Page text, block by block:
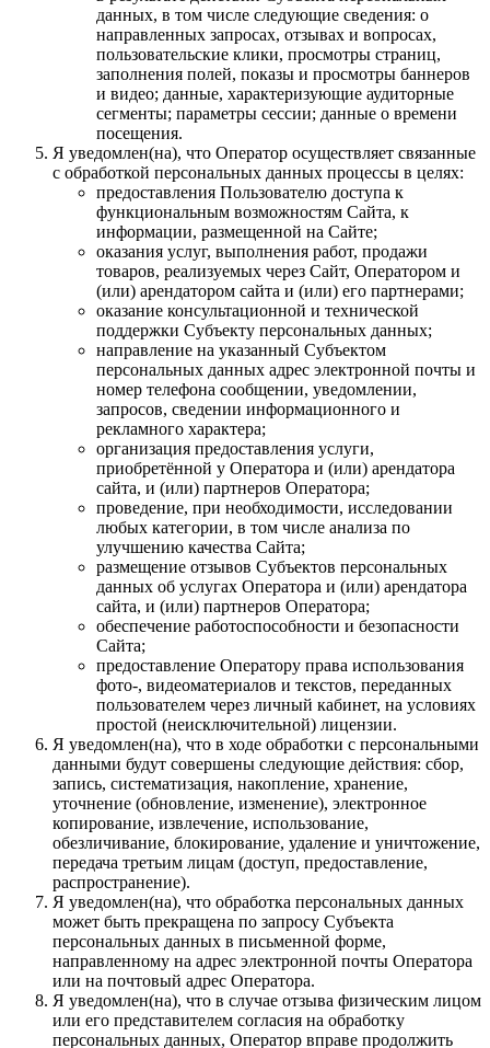
данных, в том числе следующие сведения: о
направленных запросах, отзывах и вопросах,
пользовательские клики, просмотры страниц,
заполнения полей, показы и просмотры баннеров
и видео; данные, характеризующие аудиторные
сегменты; параметры сессии; данные о времени
посещения.
Я уведомлен(на), что Оператор осуществляет связанные
с обработкой персональных данных процессы в целях:
предоставления Пользователю доступа к
функциональным возможностям Сайта, к
информации, размещенной на Сайте;
оказания услуг, выполнения работ, продажи
товаров, реализуемых через Сайт, Оператором и
(или) арендатором сайта и (или) его партнерами;
оказание консультационной и технической
поддержки Субъекту персональных данных;
направление на указанный Субъектом
персональных данных адрес электронной почты и
номер телефона сообщении, уведомлении,
запросов, сведении информационного и
рекламного характера;
организация предоставления услуги,
приобретённой у Оператора и (или) арендатора
сайта, и (или) партнеров Оператора;
проведение, при необходимости, исследовании
любых категории, в том числе анализа по
улучшению качества Сайта;
размещение отзывов Субъектов персональных
данных об услугах Оператора и (или) арендатора
сайта, и (или) партнеров Оператора;
обеспечение работоспособности и безопасности
Сайта;
предоставление Оператору права использования
фото-, видеоматериалов и текстов, переданных
пользователем через личный кабинет, на условиях
простой (неисключительной) лицензии.
Я уведомлен(на), что в ходе обработки с персональными
данными будут совершены следующие действия: сбор,
запись, систематизация, накопление, хранение,
уточнение (обновление, изменение), электронное
копирование, извлечение, использование,
обезличивание, блокирование, удаление и уничтожение,
передача третьим лицам (доступ, предоставление,
распространение).
Я уведомлен(на), что обработка персональных данных
может быть прекращена по запросу Субъекта
персональных данных в письменной форме,
направленному на адрес электронной почты Оператора
или на почтовый адрес Оператора.
Я уведомлен(на), что в случае отзыва физическим лицом
или его представителем согласия на обработку
персональных данных, Оператор вправе продолжить